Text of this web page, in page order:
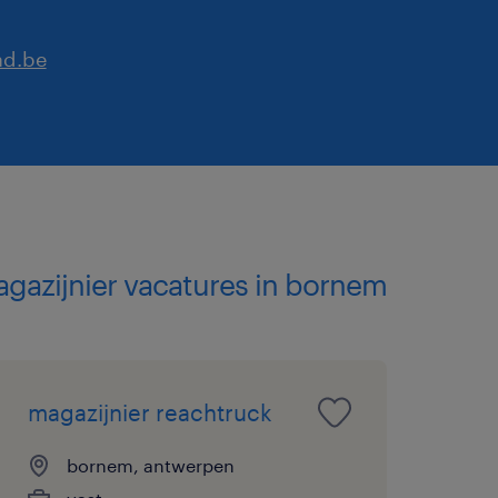
vacatures in bornem
magazijnier reachtruck
bornem, antwerpen